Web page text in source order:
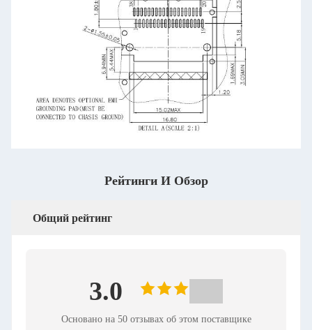
Рейтинги И Обзор
Общий рейтинг
3.0
Основано на 50 отзывах об этом поставщике